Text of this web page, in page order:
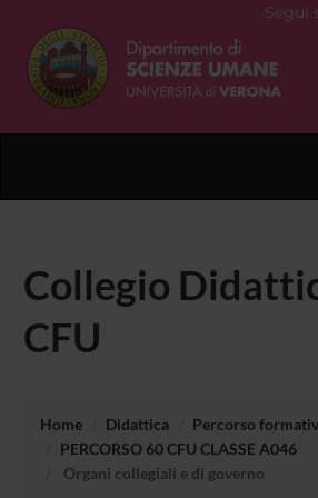
Segui
Collegio
CFU
Home Didattica
Percorso
PERCORSO 60 CFU CLASSE A046
Organi collegiali e di governo